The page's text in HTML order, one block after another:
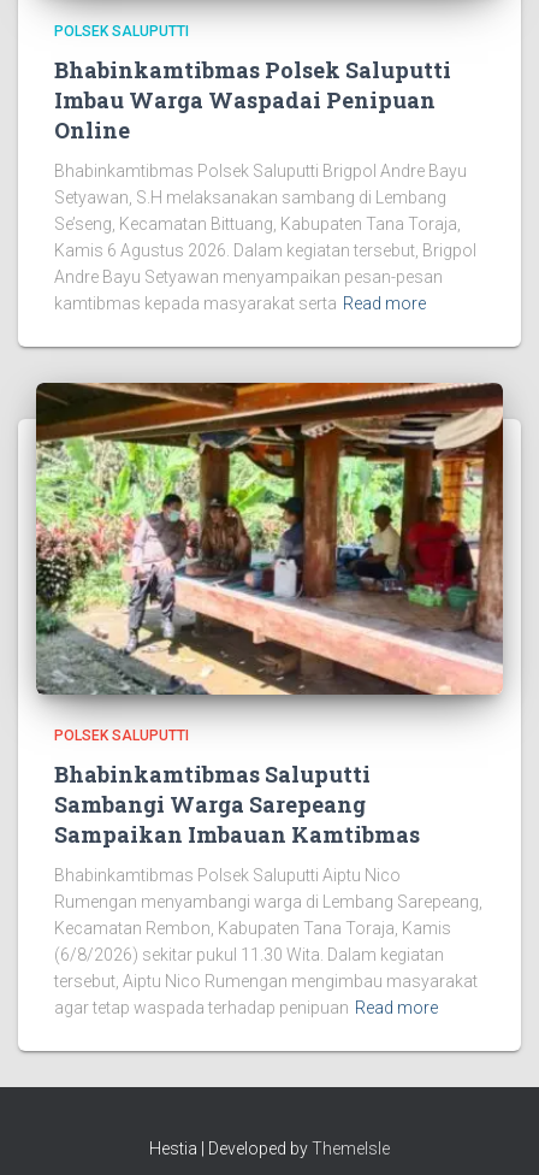
POLSEK SALUPUTTI
Bhabinkamtibmas Polsek Saluputti
Imbau Warga Waspadai Penipuan
Online
Bhabinkamtibmas Polsek Saluputti Brigpol Andre Bayu
Setyawan, S.H melaksanakan sambang di Lembang
Se’seng, Kecamatan Bittuang, Kabupaten Tana Toraja,
Kamis 6 Agustus 2026. Dalam kegiatan tersebut, Brigpol
Andre Bayu Setyawan menyampaikan pesan-pesan
kamtibmas kepada masyarakat serta Read more
POLSEK SALUPUTTI
Bhabinkamtibmas Saluputti
Sambangi Warga Sarepeang
Sampaikan Imbauan Kamtibmas
Bhabinkamtibmas Polsek Saluputti Aiptu Nico
Rumengan menyambangi warga di Lembang Sarepeang,
Kecamatan Rembon, Kabupaten Tana Toraja, Kamis
(6/8/2026) sekitar pukul 11.30 Wita. Dalam kegiatan
tersebut, Aiptu Nico Rumengan mengimbau masyarakat
agar tetap waspada terhadap penipuan Read more
Hestia | Developed byThemeIsle